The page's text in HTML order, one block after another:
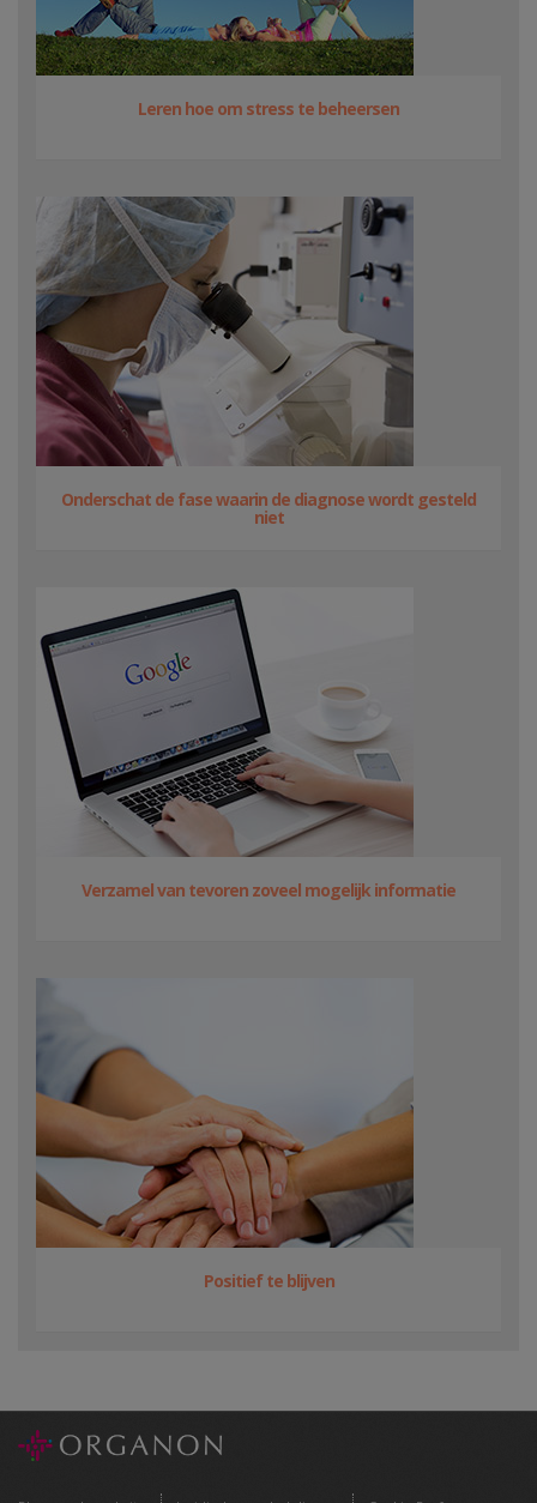
Leren hoe om stress te beheersen
Onderschat de fase waarin de diagnose wordt gesteld
niet
Verzamel van tevoren zoveel mogelijk informatie
Positief te blijven